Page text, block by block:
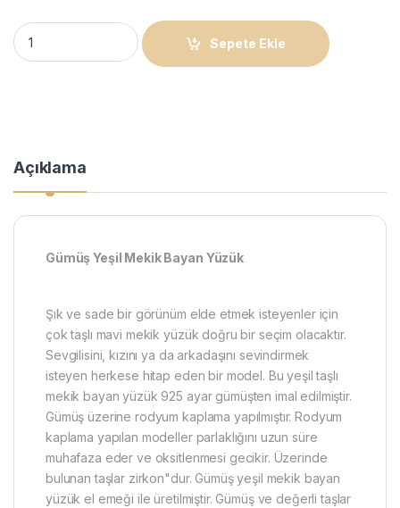
​Gümüş Yeşil Mekik Bayan Yüzük quantity
Sepete Ekle
Açıklama
Gümüş Yeşil Mekik Bayan Yüzük
Şık ve sade bir görünüm elde etmek isteyenler için
çok taşlı mavi mekik yüzük doğru bir seçim olacaktır.
Sevgilisini, kızını ya da arkadaşını sevindirmek
isteyen herkese hitap eden bir model. Bu yeşil taşlı
mekik bayan yüzük 925 ayar gümüşten imal edilmiştir.
Gümüş üzerine rodyum kaplama yapılmıştır. Rodyum
kaplama yapılan modeller parlaklığını uzun süre
muhafaza eder ve oksitlenmesi gecikir. Üzerinde
bulunan taşlar zirkon"dur. Gümüş yeşil mekik bayan
yüzük el emeği ile üretilmiştir. Gümüş ve değerli taşlar